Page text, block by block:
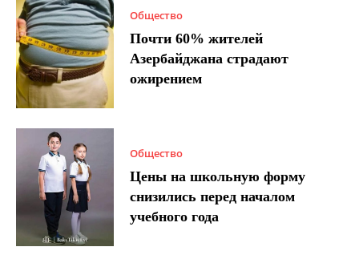
Общество
Почти 60% жителей
Азербайджана страдают
ожирением
Общество
Цены на школьную форму
снизились перед началом
учебного года